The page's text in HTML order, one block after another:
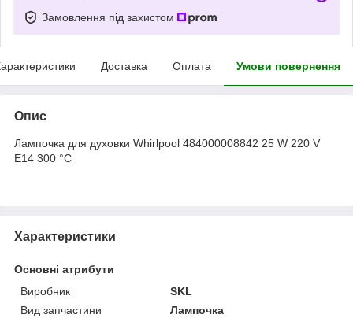
Замовлення під захистом
Доставка Оплата Умови повернення
Опис
Лампочка для духовки Whirlpool 484000008842 25 W 220 V
E14 300 °C
Характеристики
Основні атрибути
Виробник
SKL
Вид запчастини
Лампочка